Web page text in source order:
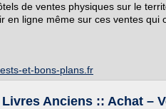
de ventes physiques sur le
en ligne même sur ces ventes qui
et-bons-plans.fr
Anciens :: Achat –